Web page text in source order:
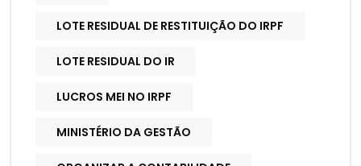
LOTE RESIDUAL DE RESTITUIÇÃO DO IRPF
LOTE RESIDUAL DO IR
LUCROS MEI NO IRPF
MINISTÉRIO DA GESTÃO